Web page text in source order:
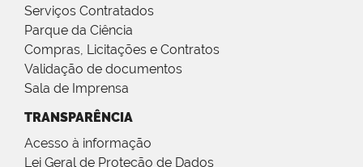
Serviços Contratados
Parque da Ciência
Compras, Licitações e Contratos
Validação de documentos
Sala de Imprensa
TRANSPARÊNCIA
Acesso à informação
Lei Geral de Proteção de Dados